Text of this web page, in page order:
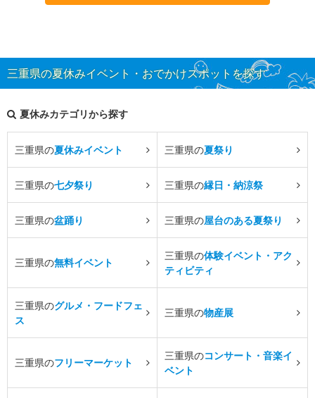
三重県の夏休みイベント・おでかけスポットを探す
夏休みカテゴリから探す
三重県の夏休みイベント 三重県の夏祭り
三重県の七夕祭り 三重県の縁日・納涼祭
三重県の盆踊り 三重県の屋台のある夏祭り
三重県の無料イベント
三重県の体験イベント・アク
ティビティ
三重県のグルメ・フードフェ
ス
三重県の物産展
三重県のフリーマーケット
三重県のコンサート・音楽イ
ベント